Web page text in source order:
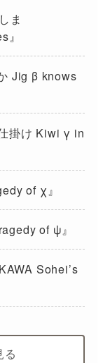
ま
Jig β knows
掛け Kiwi γ in
of χ』
of ψ』
Sohei’s
る